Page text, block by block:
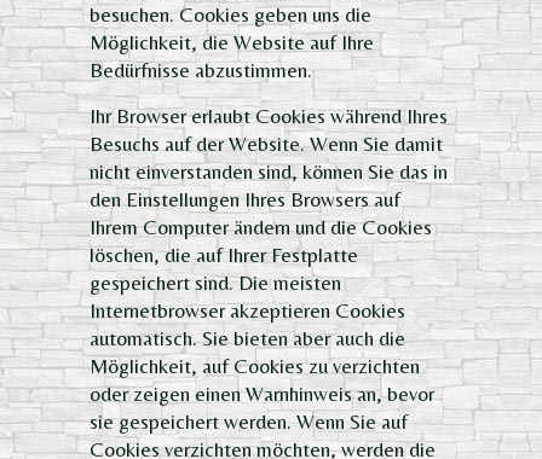
besuchen. Cookies geben uns die
Möglichkeit, die Website auf Ihre
Bedürfnisse abzustimmen.
Ihr Browser erlaubt Cookies während Ihres
Besuchs auf der Website. Wenn Sie damit
nicht einverstanden sind, können Sie das in
den Einstellungen Ihres Browsers auf
Ihrem Computer ändern und die Cookies
löschen, die auf Ihrer Festplatte
gespeichert sind. Die meisten
Internetbrowser akzeptieren Cookies
automatisch. Sie bieten aber auch die
Möglichkeit, auf Cookies zu verzichten
oder zeigen einen Warnhinweis an, bevor
sie gespeichert werden. Wenn Sie auf
Cookies verzichten möchten, werden die